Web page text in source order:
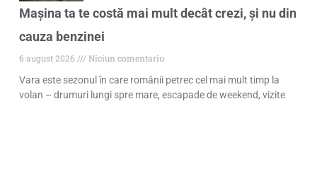
Mașina ta te costă mai mult decât crezi, și nu din
cauza benzinei
6 august 2026
Niciun comentariu
Vara este sezonul în care românii petrec cel mai mult timp la
volan – drumuri lungi spre mare, escapade de weekend, vizite